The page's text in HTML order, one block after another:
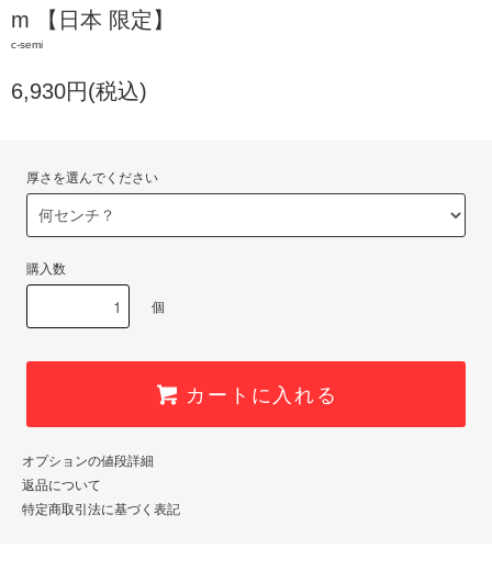
m 【日本 限定】
c-semi
6,930円(税込)
厚さを選んでください
購入数
個
カートに入れる
オプションの値段詳細
返品について
特定商取引法に基づく表記